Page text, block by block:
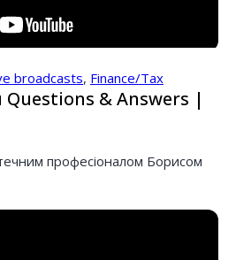
broadcasts, Finance/Tax
& Answers |
професіоналом Борисом